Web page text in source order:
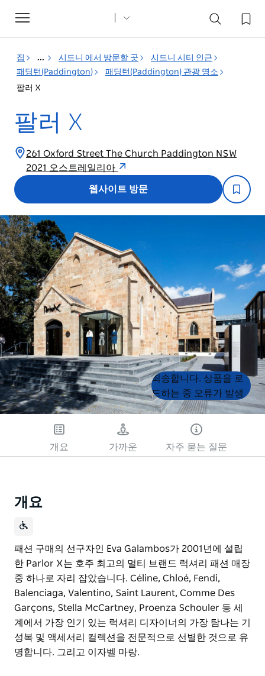
Toggle
navigation
집 ... 시드니 에서 방문할 곳
시드니 시티 인근
패딩턴(Paddington)
패딩턴(Paddington) 관광 명소
팔러 X
팔러 X
261 Oxford Street The Church Paddington NSW
2021 오스트레일리아
웹사이트 방문
Product
List
Product
List
죄송합니다. 상품을 로
드하는 중 오류가 발생
했습니다. 나중에 다시
시도해 주세요.
개요 가까운 자주 묻는 질문
개요
패션 구매의 선구자인 Eva Galambos가 2001년에 설립
한 Parlor X는 호주 최고의 멀티 브랜드 럭셔리 패션 매장
중 하나로 자리 잡았습니다. Céline, Chloé, Fendi,
Balenciaga, Valentino, Saint Laurent, Comme Des
Garçons, Stella McCartney, Proenza Schouler 등 세
계에서 가장 인기 있는 럭셔리 디자이너의 가장 탐나는 기
성복 및 액세서리 컬렉션을 전문적으로 선별한 것으로 유
명합니다. 그리고 이자벨 마랑.